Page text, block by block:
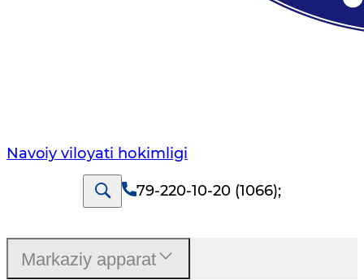
Navoiy vilоyati hоkimligi
79-220-10-20 (1066);
Markaziy apparat